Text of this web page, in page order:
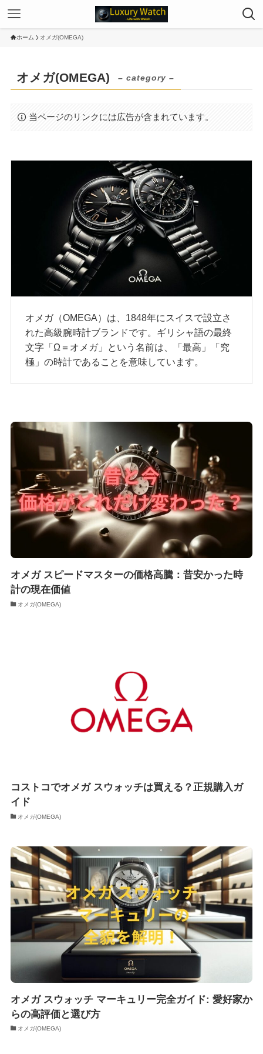
ホーム オメガ(OMEGA)
オメガ(OMEGA) – category –
当ページのリンクには広告が含まれています。
オメガ（OMEGA）は、1848年にスイスで設立さ
れた高級腕時計ブランドです。ギリシャ語の最終
文字「Ω＝オメガ」という名前は、「最高」「究
極」の時計であることを意味しています。
オメガ スピードマスターの価格高騰：昔安かった時
計の現在価値
オメガ(OMEGA)
コストコでオメガ スウォッチは買える？正規購入ガ
イド
オメガ(OMEGA)
オメガ スウォッチ マーキュリー完全ガイド: 愛好家か
らの高評価と選び方
オメガ(OMEGA)